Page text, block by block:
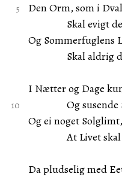
Den Orm, som i
Skal evigt den
Og Sommerfuglens
Skal aldrig den
I Nætter og Dage
Og susende
Og ei noget
At Livet skal
Da pludselig med